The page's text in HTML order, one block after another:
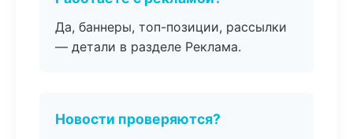
Да, баннеры, топ-позиции, рассылки
— детали в разделе Реклама.
Новости проверяются?